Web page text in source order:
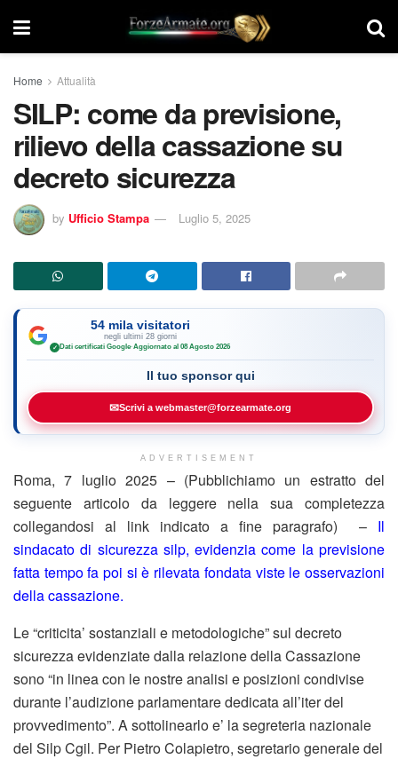
Home Attualità
SILP: come da previsione,
rilievo della cassazione su
decreto sicurezza
by Ufficio Stampa Luglio 5, 2025
54 mila visitatori
negli ultimi 28 giorni
✓ Dati certificati Google·Aggiornato al 08 Agosto 2026
Il tuo sponsor qui
✉Scrivi a webmaster@forzearmate.org
ADVERTISEMENT
Roma, 7 luglio 2025 – (Pubblichiamo un estratto del
seguente articolo da leggere nella sua completezza
collegandosi al link indicato a fine paragrafo) – Il
sindacato di sicurezza silp, evidenzia come la previsione
fatta tempo fa poi si è rilevata fondata viste le osservazioni
della cassazione.
Le “criticita’ sostanziali e metodologiche” sul decreto
sicurezza evidenziate dalla relazione della Cassazione
sono “in linea con le nostre analisi e posizioni condivise
durante l’audizione parlamentare dedicata all’iter del
provvedimento”. A sottolinearlo e’ la segreteria nazionale
del Silp Cgil. Per Pietro Colapietro, segretario generale del